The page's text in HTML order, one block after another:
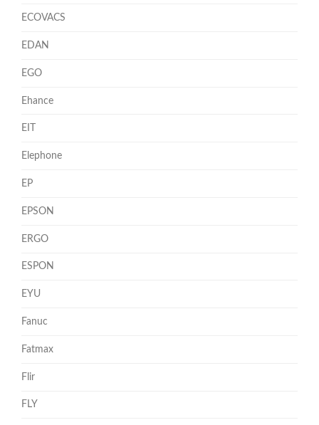
ECOVACS
EDAN
EGO
Ehance
EIT
Elephone
EP
EPSON
ERGO
ESPON
EYU
Fanuc
Fatmax
Flir
FLY